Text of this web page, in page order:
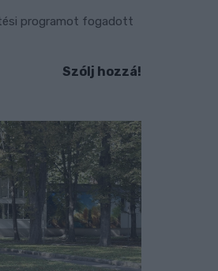
programot fogadott
Szólj hozzá!